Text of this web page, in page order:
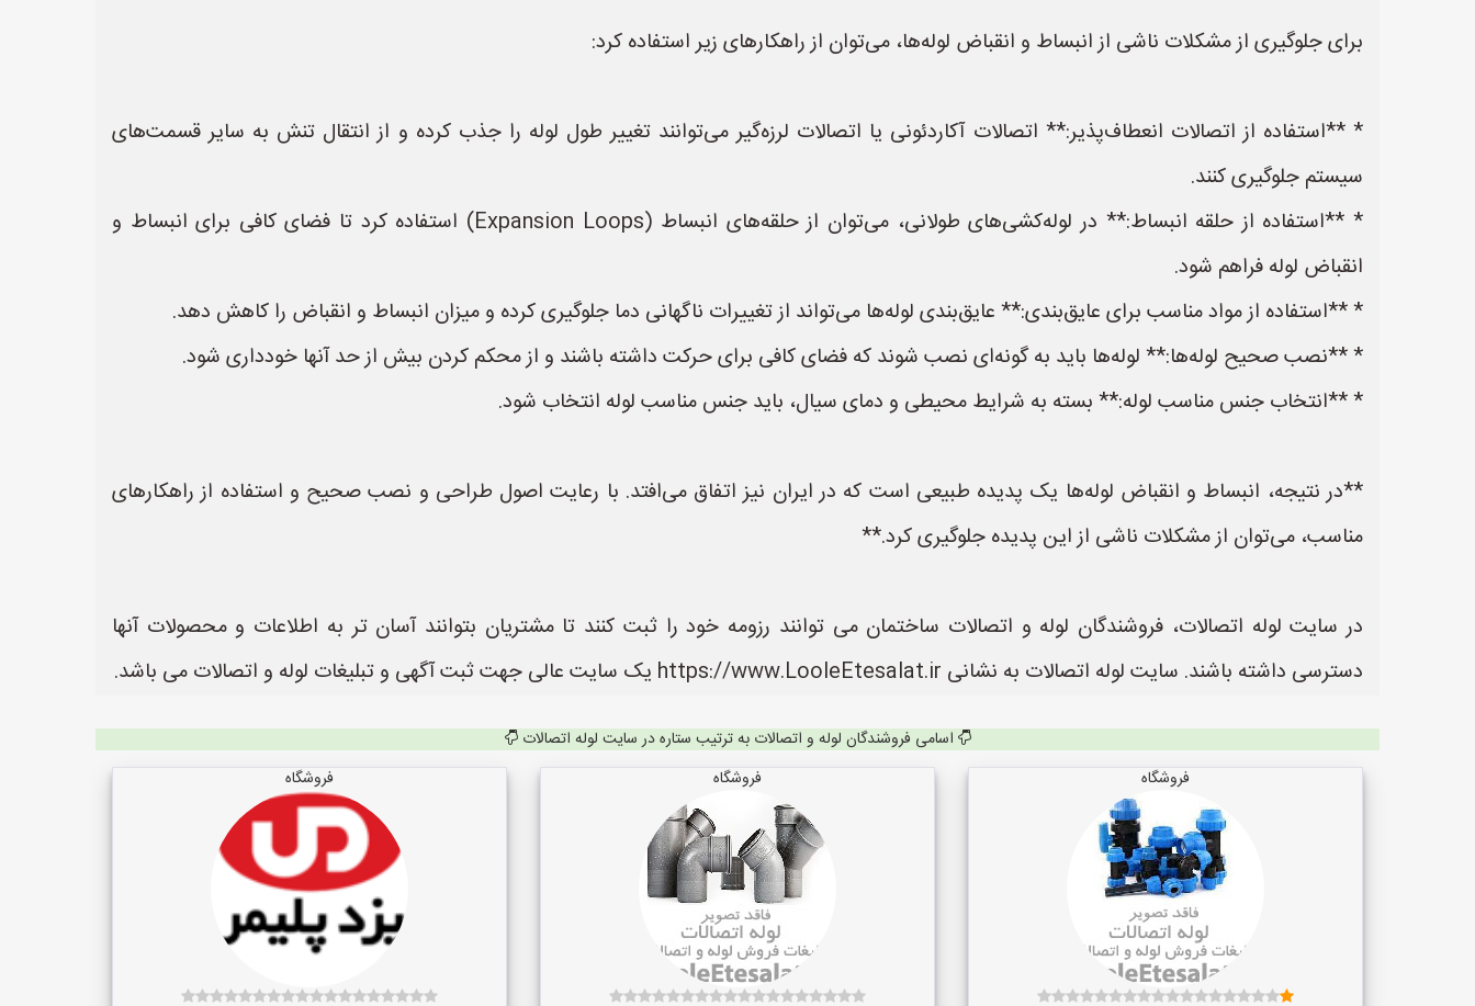
برای جلوگیری از مشکلات ناشی از انبساط و انقباض لوله‌ها، می‌توان از راهکارهای زیر استفاده کرد:
* **استفاده از اتصالات انعطاف‌پذیر:** اتصالات آکاردئونی یا اتصالات لرزه‌گیر می‌توانند تغییر طول لوله را جذب کرده و از انتقال تنش به سایر قسمت‌های
سیستم جلوگیری کنند.
* **استفاده از حلقه انبساط:** در لوله‌کشی‌های طولانی، می‌توان از حلقه‌های انبساط (Expansion Loops) استفاده کرد تا فضای کافی برای انبساط و
انقباض لوله فراهم شود.
* **استفاده از مواد مناسب برای عایق‌بندی:** عایق‌بندی لوله‌ها می‌تواند از تغییرات ناگهانی دما جلوگیری کرده و میزان انبساط و انقباض را کاهش دهد.
* **نصب صحیح لوله‌ها:** لوله‌ها باید به گونه‌ای نصب شوند که فضای کافی برای حرکت داشته باشند و از محکم کردن بیش از حد آنها خودداری شود.
* **انتخاب جنس مناسب لوله:** بسته به شرایط محیطی و دمای سیال، باید جنس مناسب لوله انتخاب شود.
**در نتیجه، انبساط و انقباض لوله‌ها یک پدیده طبیعی است که در ایران نیز اتفاق می‌افتد. با رعایت اصول طراحی و نصب صحیح و استفاده از راهکارهای
مناسب، می‌توان از مشکلات ناشی از این پدیده جلوگیری کرد.**
در سایت لوله اتصالات، فروشندگان لوله و اتصالات ساختمان می توانند رزومه خود را ثبت کنند تا مشتریان بتوانند آسان تر به اطلاعات و محصولات آنها
دسترسی داشته باشند. سایت لوله اتصالات به نشانی https://www.LooleEtesalat.ir یک سایت عالی جهت ثبت آگهی و تبلیغات لوله و اتصالات می باشد.
اسامی فروشندگان لوله و اتصالات به ترتیب ستاره در سایت لوله اتصالات
فروشگاه
فروشگاه فروشگاه